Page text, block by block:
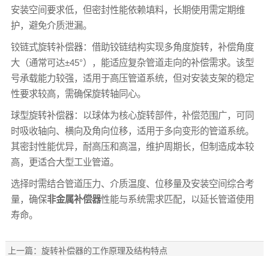
安装空间要求低，但密封性能依赖填料，长期使用需定期维
护，避免介质泄漏。
铰链式旋转补偿器：借助铰链结构实现多角度旋转，补偿角度
大（通常可达±45°），能适应复杂管道走向的补偿需求。该型
号承载能力较强，适用于高压管道系统，但对安装支架的稳定
性要求较高，需确保旋转轴同心。
球型旋转补偿器：以球体为核心旋转部件，补偿范围广，可同
时吸收轴向、横向及角向位移，适用于多向变形的管道系统。
其密封性能优异，耐高压和高温，维护周期长，但制造成本较
高，更适合大型工业管道。
选择时需结合管道压力、介质温度、位移量及安装空间综合考
量，确保非金属补偿器性能与系统需求匹配，以延长管道使用
寿命。
上一篇：旋转补偿器的工作原理及结构特点